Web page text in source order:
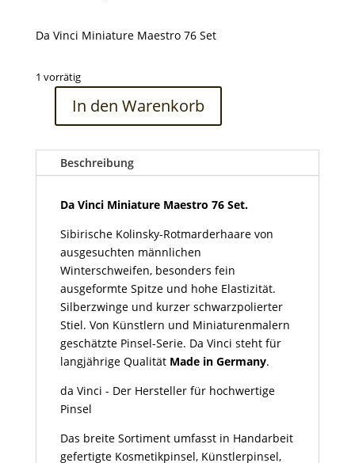
Da Vinci Miniature Maestro 76 Set
1 vorrätig
Miniature
Maestro
In den Warenkorb
Beschreibung
Da Vinci Miniature Maestro 76 Set.
Sibirische Kolinsky-Rotmarderhaare von
ausgesuchten männlichen
Winterschweifen, besonders fein
ausgeformte Spitze und hohe Elastizität.
Silberzwinge und kurzer schwarzpolierter
Stiel. Von Künstlern und Miniaturenmalern
geschätzte Pinsel-Serie. Da Vinci steht für
langjährige Qualität Made in Germany.
da Vinci - Der Hersteller für hochwertige
Pinsel
Das breite Sortiment umfasst in Handarbeit
gefertigte Kosmetikpinsel, Künstlerpinsel,